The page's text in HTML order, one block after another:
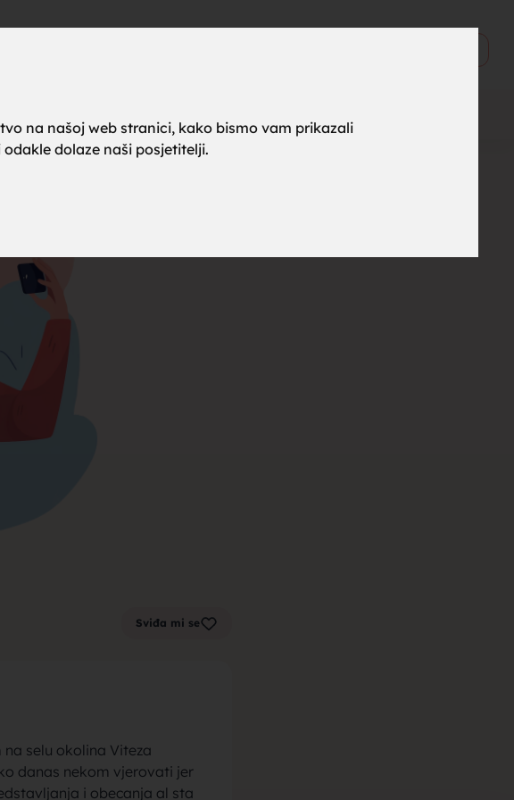
na našoj web stranici, kako bismo vam prikazali
dolaze naši posjetitelji.
Sviđa mi se
selu okolina Viteza
danas nekom vjerovati jer
i obecanja al sta
za
tražim
zenu za
sa sela,
sela, trazim